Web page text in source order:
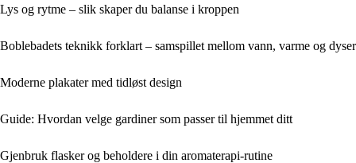
Lys og rytme – slik skaper du balanse i kroppen
Boblebadets teknikk forklart – samspillet mellom vann, varme og dyser
Moderne plakater med tidløst design
Guide: Hvordan velge gardiner som passer til hjemmet ditt
Gjenbruk flasker og beholdere i din aromaterapi-rutine